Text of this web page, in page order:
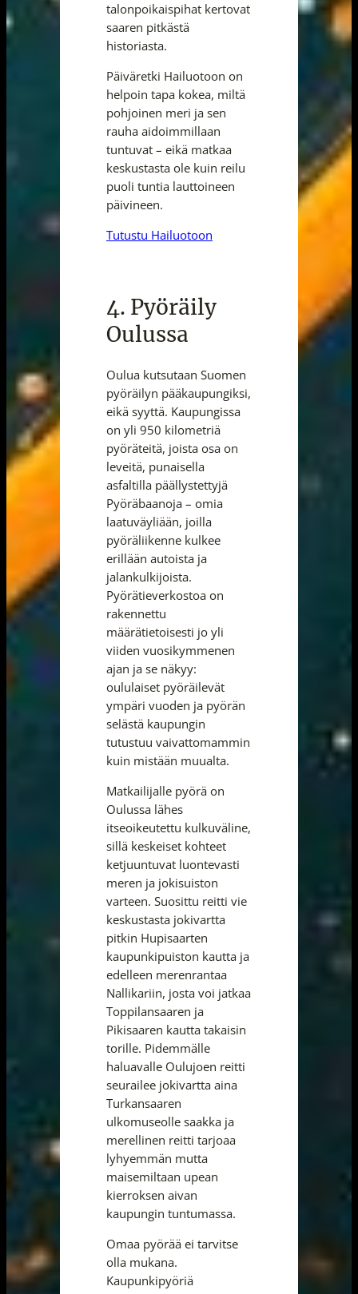
talonpoikaispihat kertovat
saaren pitkästä
historiasta.
Päiväretki Hailuotoon on
helpoin tapa kokea, miltä
pohjoinen meri ja sen
rauha aidoimmillaan
tuntuvat – eikä matkaa
keskustasta ole kuin reilu
puoli tuntia lauttoineen
päivineen.
Tutustu Hailuotoon
4. Pyöräily
Oulussa
Oulua kutsutaan Suomen
pyöräilyn pääkaupungiksi,
eikä syyttä. Kaupungissa
on yli 950 kilometriä
pyöräteitä, joista osa on
leveitä, punaisella
asfaltilla päällystettyjä
Pyöräbaanoja – omia
laatuväyliään, joilla
pyöräliikenne kulkee
erillään autoista ja
jalankulkijoista.
Pyörätieverkostoa on
rakennettu
määrätietoisesti jo yli
viiden vuosikymmenen
ajan ja se näkyy:
oululaiset pyöräilevät
ympäri vuoden ja pyörän
selästä kaupungin
tutustuu vaivattomammin
kuin mistään muualta.
Matkailijalle pyörä on
Oulussa lähes
itseoikeutettu kulkuväline,
sillä keskeiset kohteet
ketjuuntuvat luontevasti
meren ja jokisuiston
varteen. Suosittu reitti vie
keskustasta jokivartta
pitkin Hupisaarten
kaupunkipuiston kautta ja
edelleen merenrantaa
Nallikariin, josta voi jatkaa
Toppilansaaren ja
Pikisaaren kautta takaisin
torille. Pidemmälle
haluavalle Oulujoen reitti
seurailee jokivartta aina
Turkansaaren
ulkomuseolle saakka ja
merellinen reitti tarjoaa
lyhyemmän mutta
maisemiltaan upean
kierroksen aivan
kaupungin tuntumassa.
Omaa pyörää ei tarvitse
olla mukana.
Kaupunkipyöriä